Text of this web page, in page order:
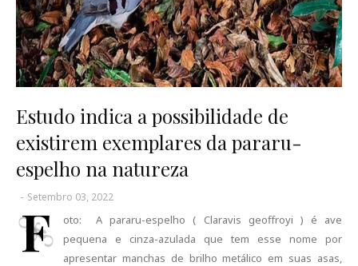
Estudo indica a possibilidade de
existirem exemplares da pararu-
espelho na natureza
- Setembro 03, 2022
F
oto: A pararu-espelho ( Claravis geoffroyi ) é ave
pequena e cinza-azulada que tem esse nome por
apresentar manchas de brilho metálico em suas asas,